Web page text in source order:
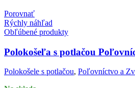
Porovnať
Rýchly náhľad
Obľúbené produkty
Polokošeľa s potlačou
Polokošele s potlačou, Poľovníctvo a